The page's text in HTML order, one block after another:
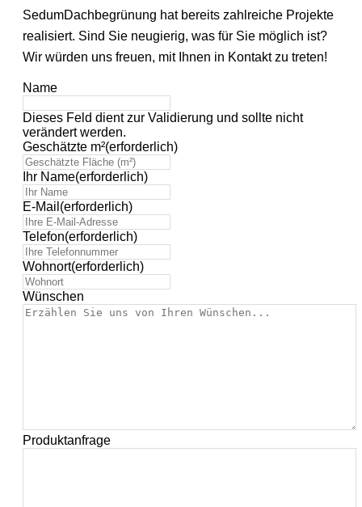
SedumDachbegrünung hat bereits zahlreiche Projekte
realisiert. Sind Sie neugierig, was für Sie möglich ist?
Wir würden uns freuen, mit Ihnen in Kontakt zu treten!
Name
Dieses Feld dient zur Validierung und sollte nicht
verändert werden.
Geschätzte m²(erforderlich)
Ihr Name(erforderlich)
E-Mail (erforderlich)
Telefon(erforderlich)
Wohnort(erforderlich)
Wünschen
Produktanfrage